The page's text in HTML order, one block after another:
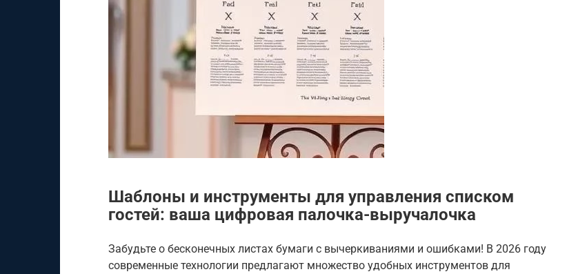
Шаблоны и инструменты для управления списком
гостей: ваша цифровая палочка-выручалочка
Забудьте о бесконечных листах бумаги с вычеркиваниями и ошибками! В 2026 году
современные технологии предлагают множество удобных инструментов для